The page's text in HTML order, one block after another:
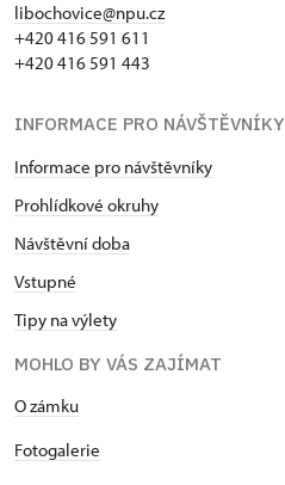
libochovice@npu.cz
+420 416 591 611
+420 416 591 443
INFORMACE PRO NÁVŠTĚVNÍKY
Informace pro návštěvníky
Prohlídkové okruhy
Návštěvní doba
Vstupné
Tipy na výlety
MOHLO BY VÁS ZAJÍMAT
O zámku
Fotogalerie